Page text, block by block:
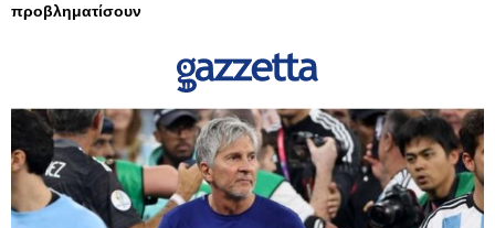
προβληματίσουν